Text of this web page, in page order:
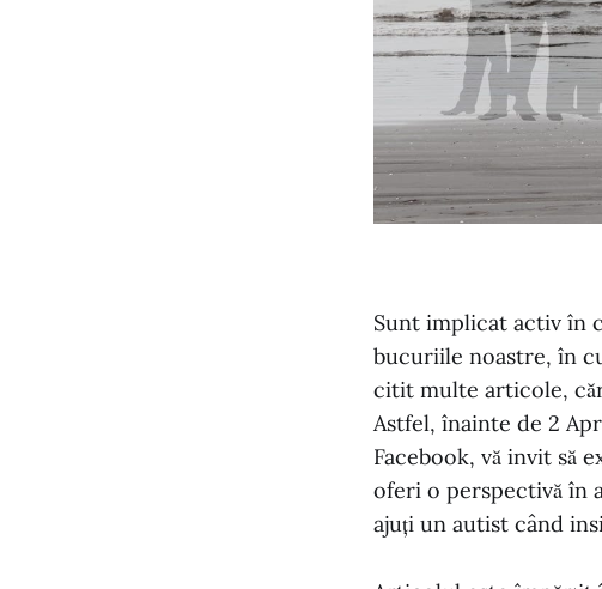
Sunt implicat activ în
bucuriile noastre, în
citit multe articole,
Astfel, înainte de 2
Facebook, vă invit să
oferi o perspectivă în
ajuți un autist când